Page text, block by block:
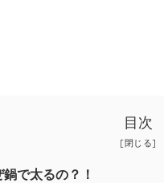
目次
鍋で太るの？！